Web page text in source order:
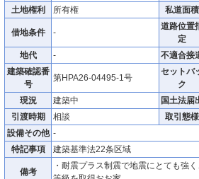
土地権利 所有権 私道面積
借地条件 -
道路位置
定
地代 - 不適合接
建築確認番
号
第HPA26-04495-1号
セットバ
ク
現況 建築中 国土法届
引渡時期
相談 取引態様
設備その他 -
特記事項
建築基準法22条区域
備考
・耐震プラス制震で地震にとても強